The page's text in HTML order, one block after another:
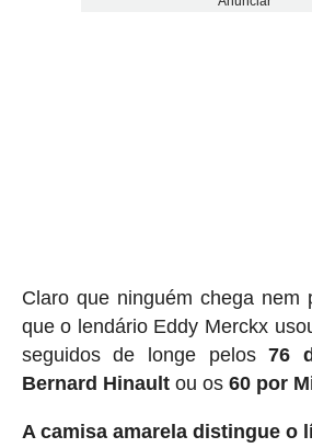
Claro que ninguém chega
que o lendário Eddy Merckx
seguidos de longe pelos76
Bernard Hinault ou os 60 por
A camisa amarela distingue o